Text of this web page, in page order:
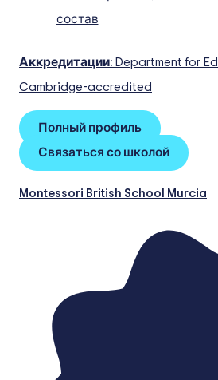
состав
Аккредитации: Department for
Cambridge-accredited
Полный профиль
Связаться со школой
Montessori British School Murcia